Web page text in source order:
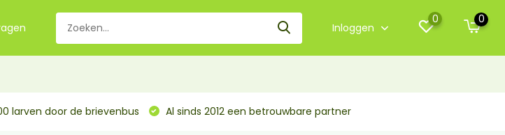
Inloggen
0 0
larven door de brievenbus Al sinds 2012 een betrouwbare partner